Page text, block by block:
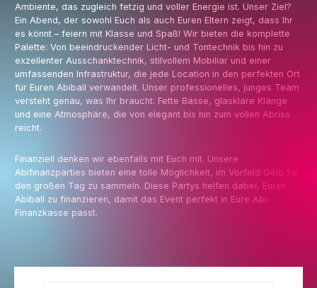
Ambiente, das zugleich fetzig und voller Energie ist. Unser Ziel?
Ein Abend, der sowohl Euch als auch Euren Eltern zeigt, dass Ihr
es könnt – feiern mit Klasse und Spaß! Wir bieten die komplette
Palette: Von beeindruckender Licht- und Tontechnik bis hin zu
exzellenter Ausschanktechnik, stilvollem Mobiliar und einer
umfassenden Infrastruktur, die jede Location in den perfekten Ort
für Euren Abiball verwandelt. Unser professionelles, junges Team
versteht genau, was Ihr braucht: Fette Bässe, glasklare Klänge
und eine Atmosphäre, die von elegant bis hin zum vollen Abriss
reicht.
Finanziell denken wir ebenfalls mit Euch mit. Unsere
Abifinanzparties bieten eine tolle Möglichkeit, im Vorfeld Geld für
den großen Tag zu sammeln. Diese Partys helfen dabei, Euren
Abiball zu finanzieren, damit das Event perfekt in Eure Abi-
Finanzkasse passt.